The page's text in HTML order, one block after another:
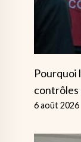
Pourquoi
contrôles
6 août 2026